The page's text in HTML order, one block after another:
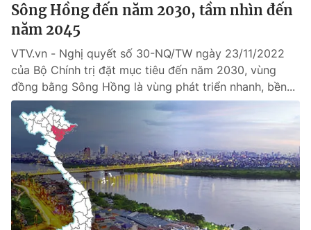
Sông Hồng đến năm 2030, tầm nhìn đến
năm 2045
VTV.vn - Nghị quyết số 30-NQ/TW ngày 23/11/2022
của Bộ Chính trị đặt mục tiêu đến năm 2030, vùng
đồng bằng Sông Hồng là vùng phát triển nhanh, bền...